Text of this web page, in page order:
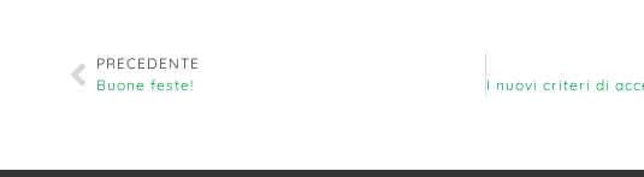
PRECEDENTE
Buone feste!